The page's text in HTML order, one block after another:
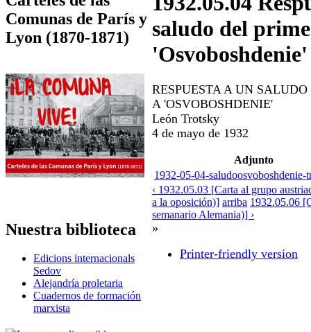
Comunas de París y
Lyon (1870-1871)
Nuestra biblioteca
Edicions internacionals
Sedov
Alejandría proletaria
Cuadernos de formación
marxista
saludo del
'Osvoboshdenie'
RESPUESTA A UN
A 'OSVOBOSHDENIE'
León Trotsky
4 de mayo de 1932
Adjunto
1932-05-04-saludoosvoboshdenie-
‹ 1932.05.03 [Carta al grupo
a la oposición)] arriba 1932.05.06
semanario Alemania)] ›
»
Printer-friendly version